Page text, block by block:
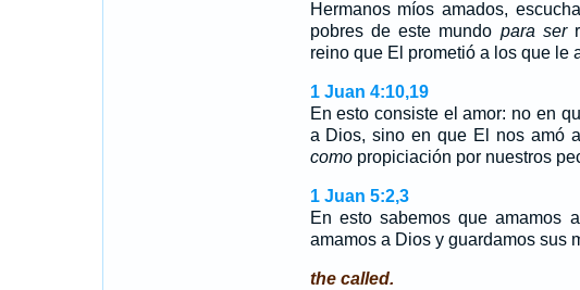
Hermanos míos amados,
pobres de este mundo para ser
reino que El prometió a los que le
1 Juan 4:10,19
En esto consiste el amor: no en
a Dios, sino en que El nos amó
comopropiciación por nuestros
1 Juan 5:2,3
En esto sabemos que amamos
amamos a Dios y guardamos sus
the called.